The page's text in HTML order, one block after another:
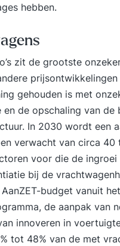
hebben.
zit de grootste
gehouden is met
en de opschaling van de
In 2030 wordt een
verwacht van circa 40
voor die de
bij de
budget vanuit het
, de aanpak van
innoveren in
tot 48% van de met